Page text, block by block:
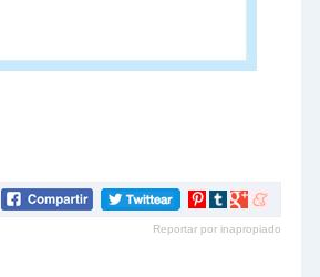
Compartir
Pinterest
Compartir
tumblr
Compartir
Google+
Compartir
meneame
Reportar por inapropiado